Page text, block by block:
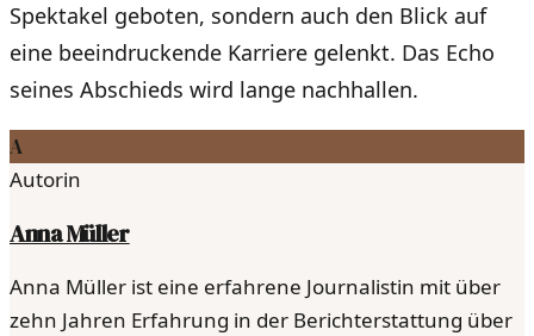
Spektakel geboten, sondern auch den Blick auf
eine beeindruckende Karriere gelenkt. Das Echo
seines Abschieds wird lange nachhallen.
A
Autorin
Anna Müller
Anna Müller ist eine erfahrene Journalistin mit über
zehn Jahren Erfahrung in der Berichterstattung über